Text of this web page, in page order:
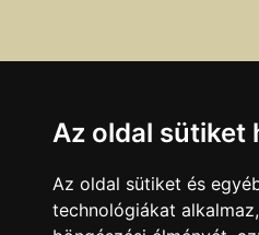
Az oldal sütiket
Az oldal sütiket és
technológiákat